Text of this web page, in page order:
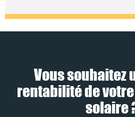
Vous souhaitez
rentabilité de
solaire